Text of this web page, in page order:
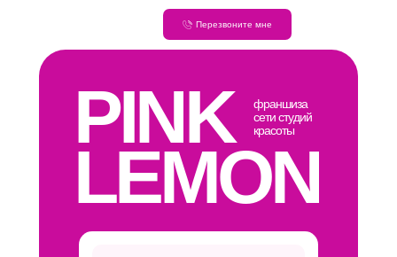
Перезвоните мне
PINK
LEMON
франшиза
сети студий
красоты